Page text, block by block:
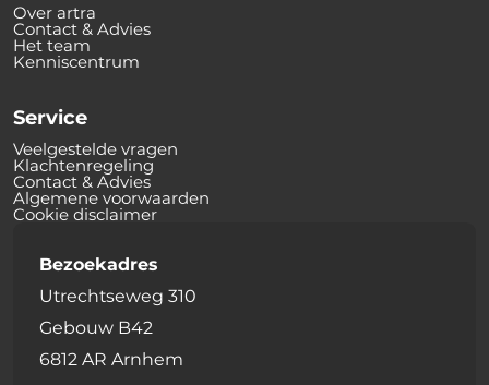
Over artra
Contact & Advies
Het team
Kenniscentrum
Service
Veelgestelde vragen
Klachtenregeling
Contact & Advies
Algemene voorwaarden
Cookie disclaimer
Bezoekadres
Utrechtseweg 310
Gebouw B42
6812 AR Arnhem